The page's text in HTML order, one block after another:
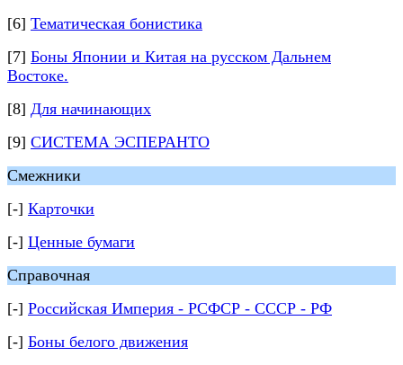
[6] Тематическая бонистика
[7] Боны Японии и Китая на русском Дальнем
Востоке.
[8] Для начинающих
[9] СИСТЕМА ЭСПЕРАНТО
Смежники
[-] Карточки
[-] Ценные бумаги
Справочная
[-] Российская Империя - РСФСР - СССР - РФ
[-] Боны белого движения